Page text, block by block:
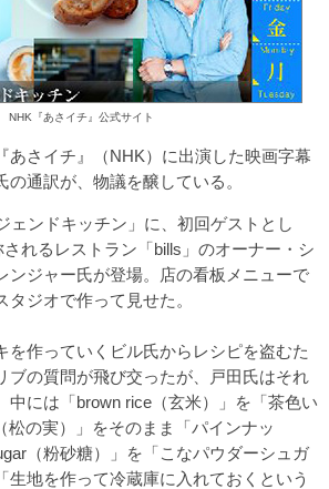
NHK『あさイチ』公式サイト
さイチ』（NHK）に出演した映画字幕
通訳が、物議を醸している。
ンドキッチン」に、初回ゲストとし
されるレストラン「bills」のオーナー・シ
ンジャー氏が登場。店の看板メニューで
ジオで作って見せた。
作っていくビル氏からレシピを盗むた
ブの質問が飛び交ったが、戸田氏はそれ
中には「brown rice（玄米）」を「茶色い
松の実）」をそのまま「パインナッ
（粉砂糖）」を「こなパウダーシュガ
生地を作って冷蔵庫に入れておくという